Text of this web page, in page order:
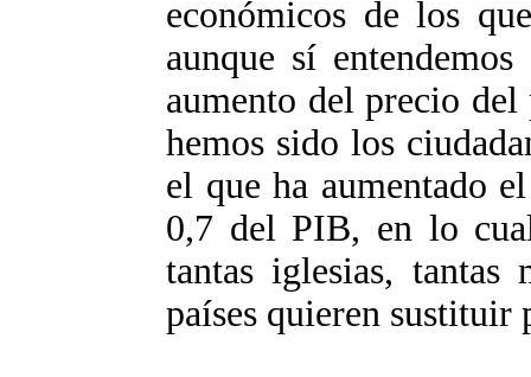
económicos de los
aunque sí
aumento del precio
hemos sido los
el que ha aumentado
0,7 del PIB, en lo
tantas iglesias, tantas
países quieren sustituir